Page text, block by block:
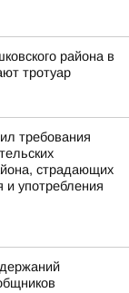
района в
тротуар
требования
страдающих
и употребления